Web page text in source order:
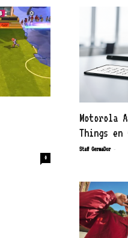
0
Motorola
Things
Staff GermaDor -